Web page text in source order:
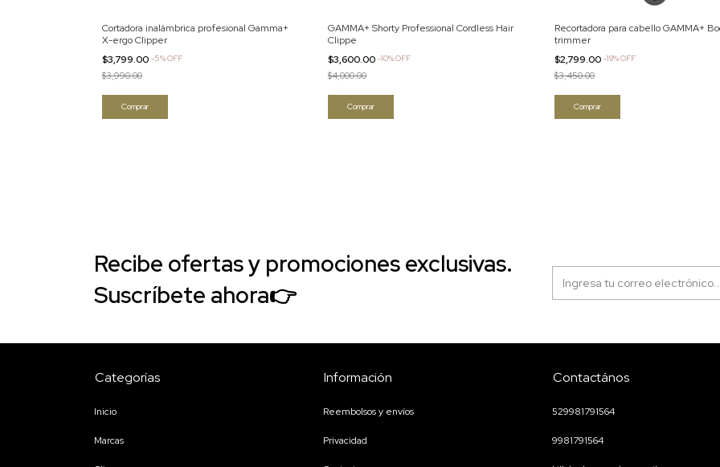
Cortadora inalámbrica profesional Gamma+
X-ergo Clipper
$3,799.00 -5%OFF
$3,990.00
GAMMA+ Shorty Professional Cordless Hair
Clippe
$3,600.00-10%OFF
$4,000.00
Recortadora para cabello GAMMA+
trimmer
$2,799.00 -19%OFF
$3,450.00
Recibe ofertas y promociones exclusivas.
Suscríbete ahora👉
Categorías
Inicio
Marcas
Información
Reembolsos y envíos
Privacidad
Contactános
529981791564
9981791564